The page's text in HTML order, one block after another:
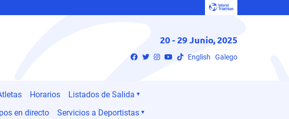
20 - 29 Junio, 2025
English Galego
Horarios
Listados de Salida
en directo
Servicios a Deportistas